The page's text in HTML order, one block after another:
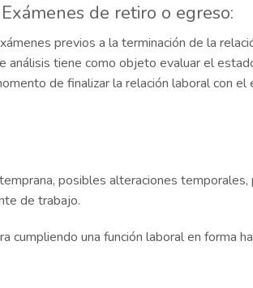
Exámenes de retiro o egreso:
previos a la terminación de la
análisis tiene como objeto evaluar el
de finalizar la relación laboral con el
posibles alteraciones
de trabajo.
una función laboral en forma